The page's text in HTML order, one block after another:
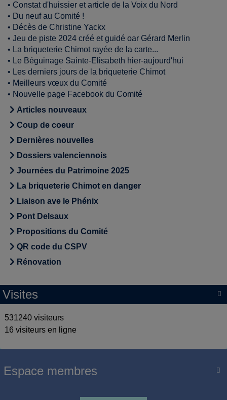
• Constat d'huissier et article de la Voix du Nord
• Du neuf au Comité !
• Décès de Christine Yackx
• Jeu de piste 2024 créé et guidé oar Gérard Merlin
• La briqueterie Chimot rayée de la carte...
• Le Béguinage Sainte-Elisabeth hier-aujourd'hui
• Les derniers jours de la briqueterie Chimot
• Meilleurs vœux du Comité
• Nouvelle page Facebook du Comité
Articles nouveaux
Coup de coeur
Dernières nouvelles
Dossiers valenciennois
Journées du Patrimoine 2025
La briqueterie Chimot en danger
Liaison ave le Phénix
Pont Delsaux
Propositions du Comité
QR code du CSPV
Rénovation

Visites
531240 visiteurs
16 visiteurs en ligne

Espace membres